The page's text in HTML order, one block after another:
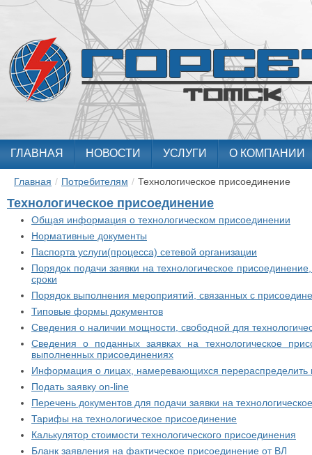
ГЛАВНАЯ НОВОСТИ УСЛУГИ О КОМПАНИИ
Главная / Потребителям / Технологическое присоединение
Технологическое присоединение
Общая информация о технологическом присоединении
Нормативные документы
Паспорта услуги(процесса) сетевой организации
Порядок подачи заявки на технологическое
сроки
Порядок выполнения мероприятий, связанных с
Типовые формы документов
Сведения о наличии мощности, свободной для
Сведения о поданных заявках на технологическое
выполненных присоединениях
Информация о лицах, намеревающихся
Подать заявку on-line
Перечень документов для подачи заявки на
Тарифы на технологическое присоединение
Калькулятор стоимости технологического присоединения
Бланк заявления на фактическое присоединение от ВЛ